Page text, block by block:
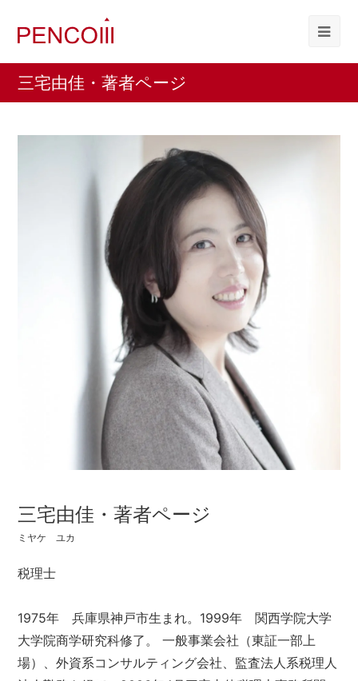
三宅由佳・著者ページ
三宅由佳・著者ページ
ミヤケ ユカ
税理士
1975年 兵庫県神戸市生まれ。1999年 関西学院大学
大学院商学研究科修了。 一般事業会社（東証一部上
場）、外資系コンサルティング会社、監査法人系税理人